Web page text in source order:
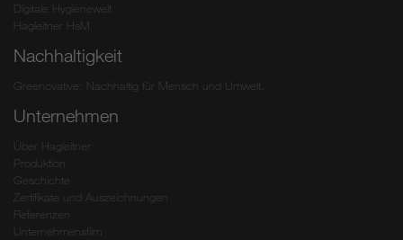
Digitale Hygienewelt
Hagleitner HsM
Nachhaltigkeit
Greenovative: Nachhaltig für Mensch und Umwelt.
Unternehmen
Über Hagleitner
Produktion
Geschichte
Zertifikate und Auszeichnungen
Referenzen
Unternehmensfilm